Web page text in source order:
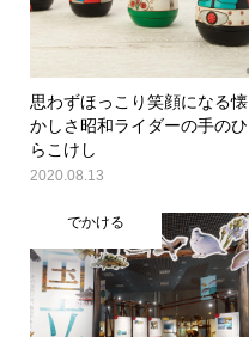
思わずほっこり笑顔になる懐
かしさ昭和ライダーの手のひ
らこけし
2020.08.13
でかける